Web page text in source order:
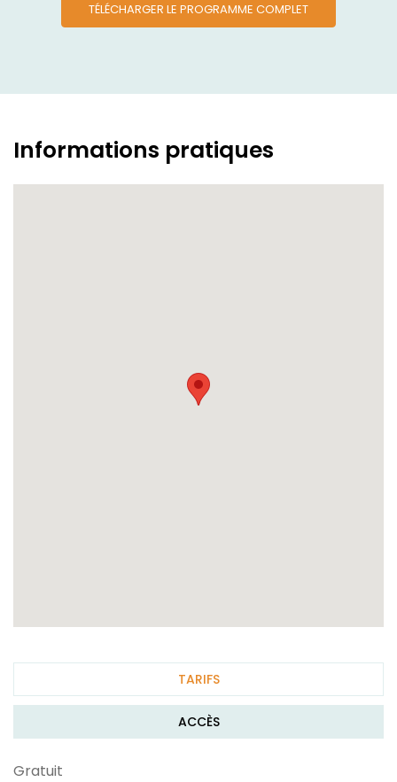
TÉLÉCHARGER LE PROGRAMME COMPLET
Informations pratiques
TARIFS
ACCÈS
Gratuit